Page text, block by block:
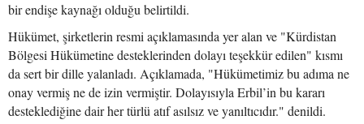
bir endişe kaynağı olduğu belirtildi.
Hükümet, şirketlerin resmi açıklamasında yer alan ve "Kürdistan
Bölgesi Hükümetine desteklerinden dolayı teşekkür edilen" kısmı
da sert bir dille yalanladı. Açıklamada, "Hükümetimiz bu adıma ne
onay vermiş ne de izin vermiştir. Dolayısıyla Erbil’in bu kararı
desteklediğine dair her türlü atıf asılsız ve yanıltıcıdır." denildi.